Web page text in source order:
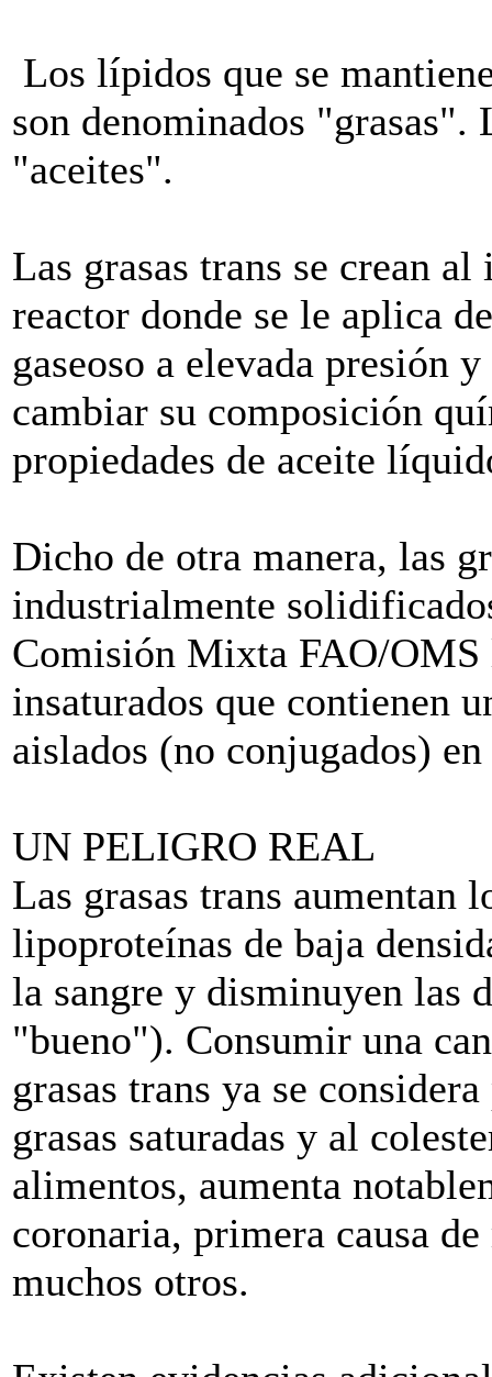
Los lípidos que se
son denominados
"aceites".
Las grasas trans se crean
reactor donde se le aplica
gaseoso a elevada presión
cambiar su composición
propiedades de aceite
Dicho de otra manera, las
industrialmente
Comisión Mixta FAO/OMS
insaturados que contienen
aislados (no conjugados)
UN PELIGRO REAL
Las grasas trans aumentan
lipoproteínas de baja
la sangre y disminuyen las
"bueno"). Consumir una
grasas trans ya se
grasas saturadas y al
alimentos, aumenta
coronaria, primera causa
muchos otros.